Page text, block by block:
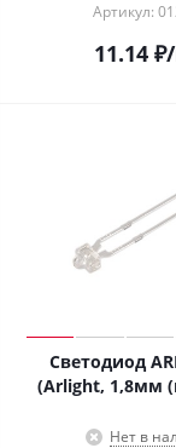
Артикул:
11.14₽
Светодиод
(Arlight, 1,8мм
Нет в